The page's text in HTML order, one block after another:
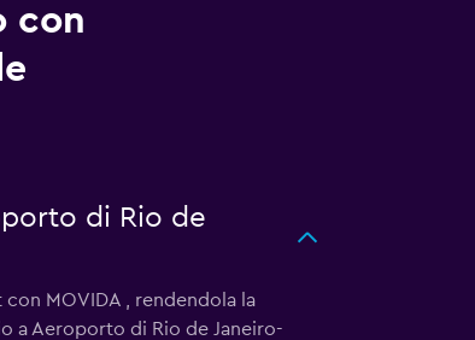
con
di Rio de
MOVIDA , rendendola la
a Aeroporto di Rio de Janeiro-